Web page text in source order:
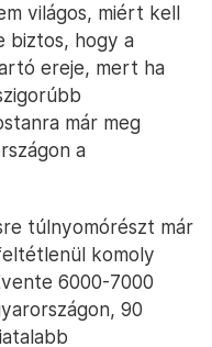
világos, miért kell
biztos, hogy a
ereje, mert ha
már meg
a
túlnyomórészt már
komoly
6000-7000
90